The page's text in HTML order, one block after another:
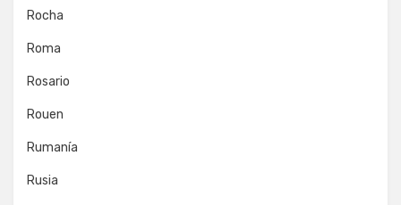
Rocha
Roma
Rosario
Rouen
Rumanía
Rusia